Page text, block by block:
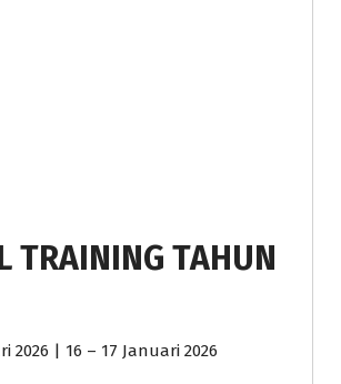
TRAINING TAHUN
2026 | 16 – 17 Januari 2026